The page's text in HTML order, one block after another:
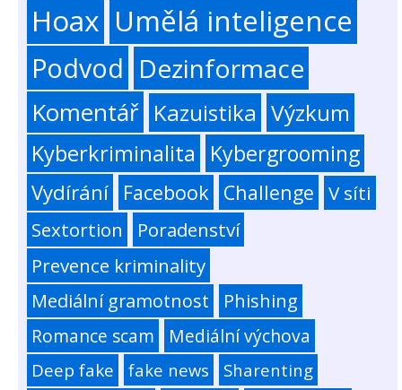
Hoax Umělá inteligence
Podvod Dezinformace
Komentář Kazuistika Výzkum
Kyberkriminalita Kybergrooming
Vydírání Facebook Challenge
V síti
Sextortion
Poradenství
Prevence kriminality
Mediální gramotnost
Phishing
Romance scam
Mediální výchova
Deep fake fake news Sharenting